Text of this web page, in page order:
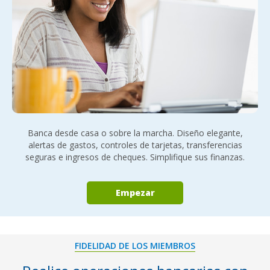
Banca desde casa o sobre la marcha. Diseño elegante,
alertas de gastos, controles de tarjetas, transferencias
seguras e ingresos de cheques. Simplifique sus finanzas.
Empezar
FIDELIDAD DE LOS MIEMBROS